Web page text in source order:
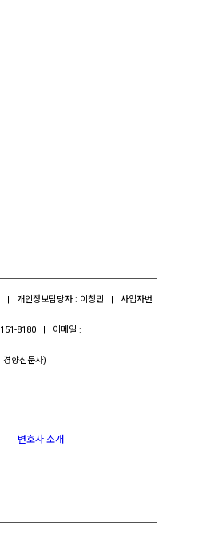
| 개인정보담당자 : 이창민 | 사업자번
8180 | 이메일 :
경향신문사)
변호사 소개